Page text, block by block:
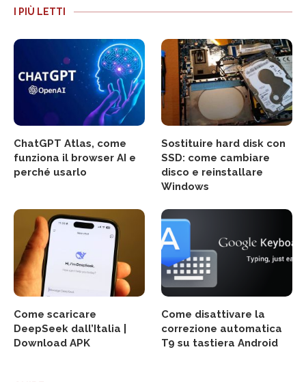
I PIÙ LETTI
ChatGPT Atlas, come
funziona il browser AI e
perché usarlo
Sostituire hard disk con
SSD: come cambiare
disco e reinstallare
Windows
Come scaricare
DeepSeek dall’Italia |
Download APK
Come disattivare la
correzione automatica
T9 su tastiera Android